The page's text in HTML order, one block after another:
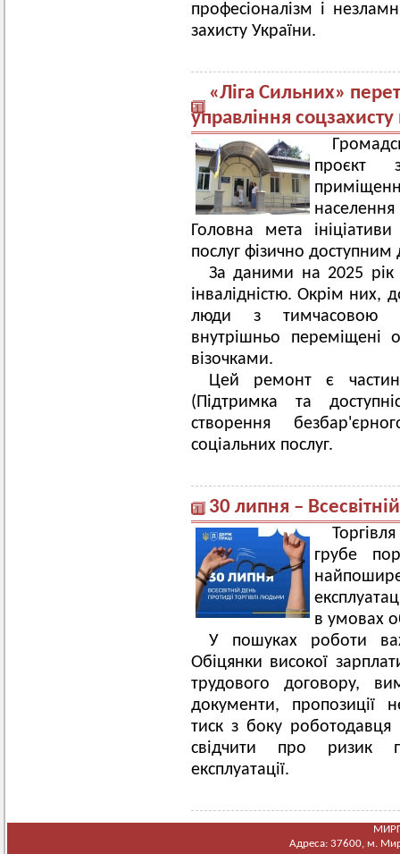
професіоналізм і
захисту України.
«Ліга Сильних»
управління
проєкт
Головна мета
послуг фізично доступним
За даними на 2025 рік
інвалідністю. Окрім них,
люди з тимчасовою
внутрішньо
візочками.
Цей ремонт є
(Підтримка та
створення
соціальних послуг.
30 липня –
грубе
в умовах
У пошуках роботи
Обіцянки високої
трудового договору,
документи, пропозиції
тиск з боку
свідчити про ризик
експлуатації.
Адреса: 37600, м.